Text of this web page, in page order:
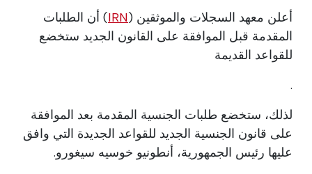
أعلن معهد السجلات والموثقين (IRN) أن الطلبات
المقدمة قبل الموافقة على القانون الجديد ستخضع
للقواعد القديمة
.
لذلك، ستخضع طلبات الجنسية المقدمة بعد الموافقة
على قانون الجنسية الجديد للقواعد الجديدة التي وافق
عليها رئيس الجمهورية، أنطونيو خوسيه سيغورو.